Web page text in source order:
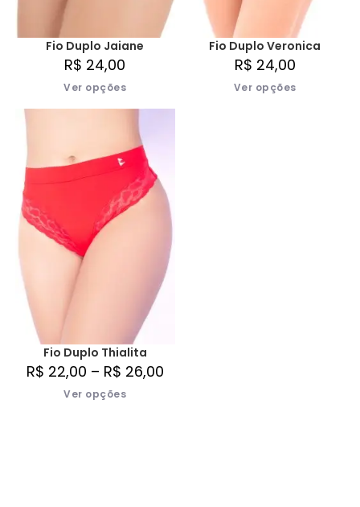
Fio Duplo Jaiane
R$ 24,00
Ver opções
Fio Duplo Veronica
R$ 24,00
Ver opções
Fio Duplo Thialita
R$ 22,00 – R$ 26,00
Ver opções